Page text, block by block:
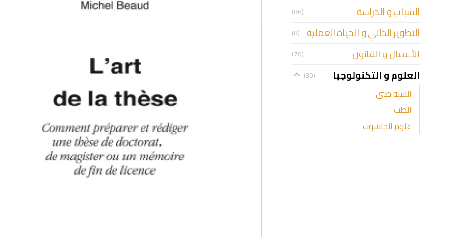
الشباب و الدراسة (86)
التطوير الذاتي و الحياة العملية (8)
الأعمال و القانون (70)
العلوم و التكنولوجيا (30)
الشبه طبي
الطب
علوم الحاسوب